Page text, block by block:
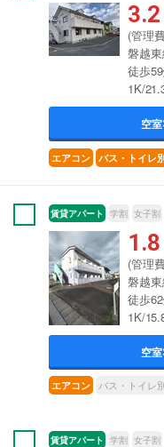
3.2
(管理
磐越
徒歩
1K/
空
エアコン バス・トイレ
賃貸アパート 学割 女子割
1.8
(管理
磐越
徒歩
1K/
空
エアコン バス・トイレ
賃貸アパート 学割 女子割